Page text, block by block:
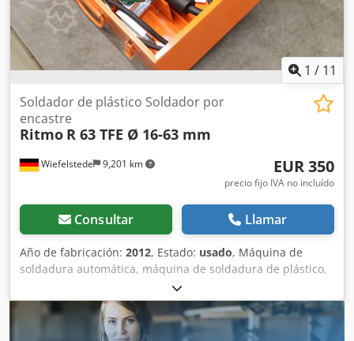
1 / 11
Wiefelstede 9,201 km
Soldador de plástico Soldador por
encastre
Ritmo R 63 TFE Ø 16-63 mm
EUR 350
precio fijo IVA no incluído
Consultar Llamar
Año de fabricación: 2012, Estado: usado, Máquina de
soldadura automática, máquina de soldadura de plástico,
soldador de encaje de plástico, máquina de soldadura de
plástico, máquina de soldadura de tuberías de PE,
soldador de tuberías de plástico, juego de herramientas
de soldadura de encaje Chsdpfxjqy Rl Hs Afwoa -